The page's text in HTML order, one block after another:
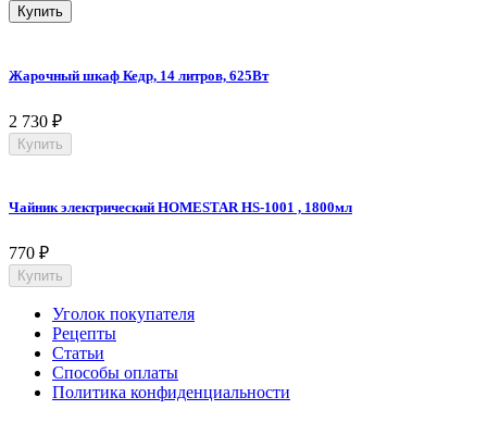
Купить
Жарочный шкаф Кедр, 14 литров, 625Вт
2 730 ₽
Купить
Чайник электрический HOMESTAR HS-1001 , 1800мл
770 ₽
Купить
Уголок покупателя
Рецепты
Статьи
Способы оплаты
Политика конфиденциальности